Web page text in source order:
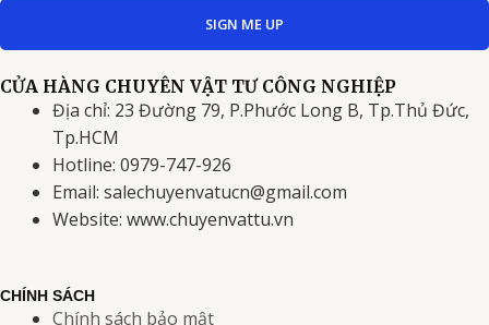
SIGN ME UP
CỬA HÀNG CHUYÊN VẬT TƯ CÔNG NGHIỆP
Địa chỉ: 23 Đường 79, P.Phước Long B, Tp.Thủ Đức,
Tp.HCM
Hotline: 0979-747-926
Email: salechuyenvatucn@gmail.com
Website: www.chuyenvattu.vn
CHÍNH SÁCH
Chính sách bảo mật